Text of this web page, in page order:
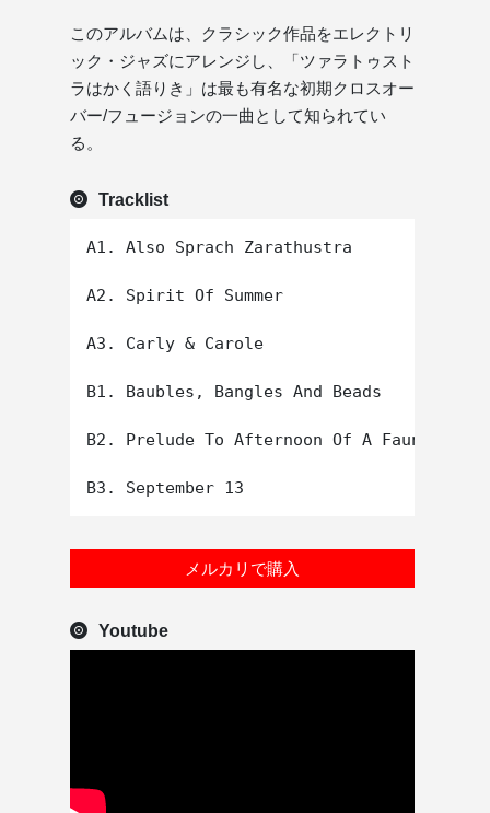
このアルバムは、クラシック作品をエレクトリ
ック・ジャズにアレンジし、「ツァラトゥスト
ラはかく語りき」は最も有名な初期クロスオー
バー/フュージョンの一曲として知られてい
る。
Tracklist
A1. Also Sprach Zarathustra
A2. Spirit Of Summer
A3. Carly & Carole
B1. Baubles, Bangles And Beads
B2. Prelude To Afternoon Of A Faun
メルカリで購入
Youtube